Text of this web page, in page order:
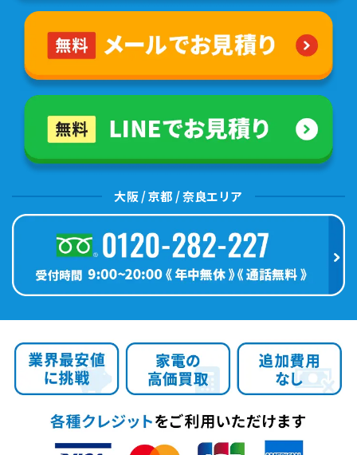
大阪 / 京都 / 奈良エリア